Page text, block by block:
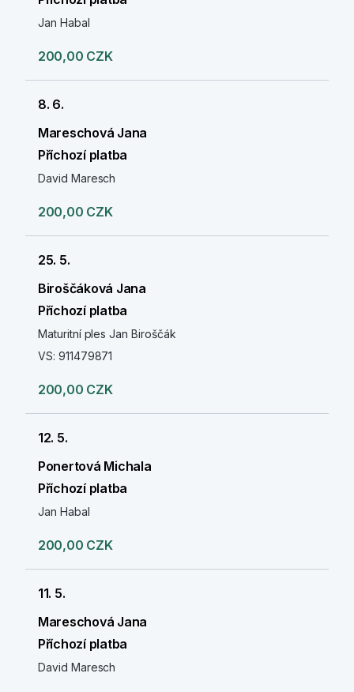
Jan Habal
200,00 CZK
8. 6.
Mareschová Jana
Příchozí platba
David Maresch
200,00 CZK
25. 5.
Biroščáková Jana
Příchozí platba
Maturitní ples Jan Biroščák
VS: 911479871
200,00 CZK
12. 5.
Ponertová Michala
Příchozí platba
Jan Habal
200,00 CZK
11. 5.
Mareschová Jana
Příchozí platba
David Maresch